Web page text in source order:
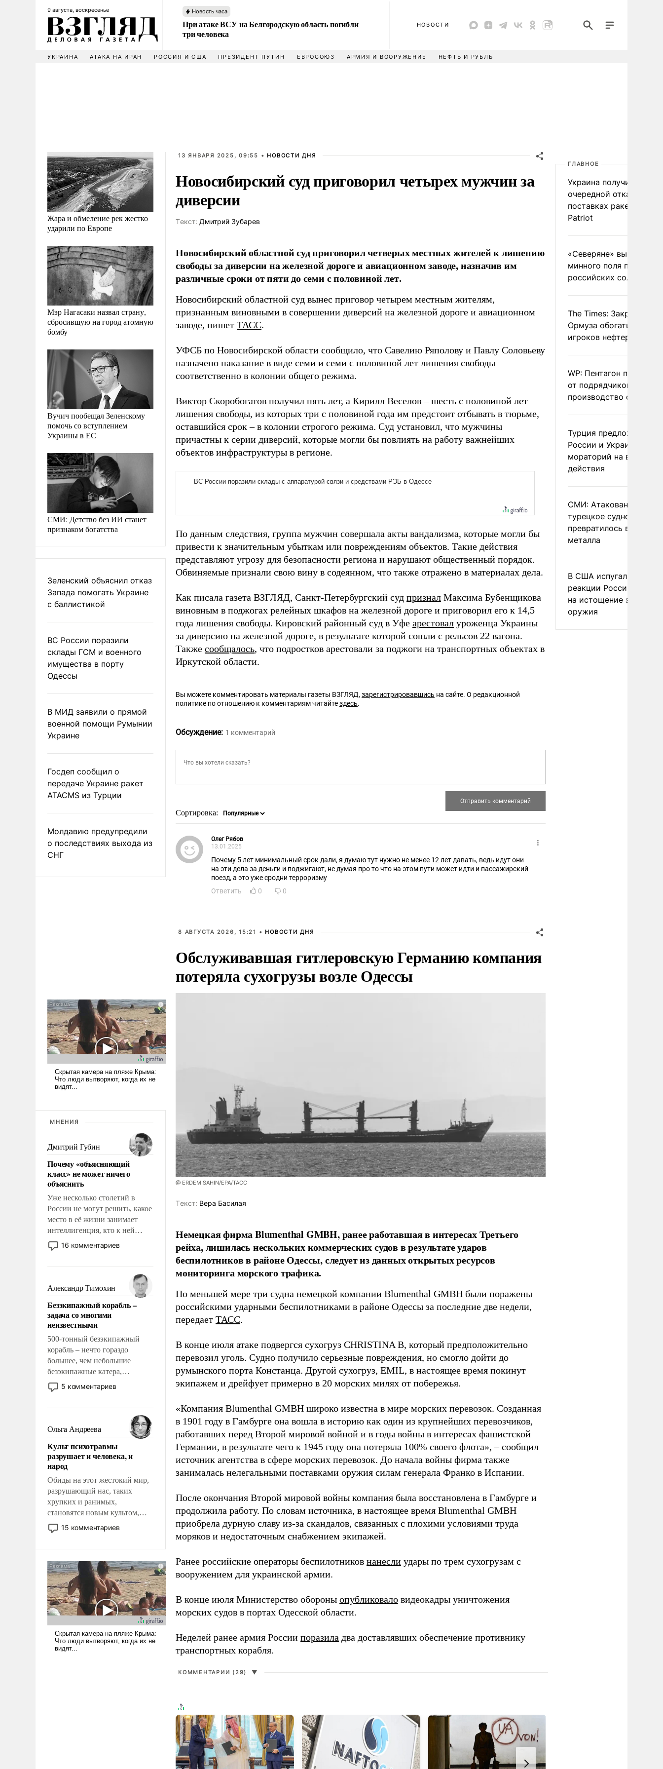
9 августа, воскресенье Новость часа
При атаке ВСУ на Белгородскую область погибли
три человека
НОВОСТИ
УКРАИНА АТАКА НА ИРАН РОССИЯ И США ПРЕЗИДЕНТ ПУТИН ЕВРОСОЮЗ АРМИЯ И ВООРУЖЕНИЕ НЕФТЬ И РУБЛЬ
Жара и обмеление рек жестко
ударили по Европе
Мэр Нагасаки назвал страну,
сбросившую на город атомную
бомбу
Вучич пообещал Зеленскому
помочь со вступлением
Украины в ЕС
СМИ: Детство без ИИ станет
признаком богатства
Зеленский объяснил отказ
Запада помогать Украине
с баллистикой
ВС России поразили
склады ГСМ и военного
имущества в порту
Одессы
В МИД заявили о прямой
военной помощи Румынии
Украине
Госдеп сообщил о
передаче Украине ракет
ATACMS из Турции
Молдавию предупредили
о последствиях выхода из
СНГ
МНЕНИЯ
Дмитрий Губин
Почему «объясняющий
класс» не может ничего
объяснить
Уже несколько столетий в
России не могут решить, какое
место в её жизни занимает
интеллигенция, кто к ней
принадлежит, а кого из неё
исключили с правом
чем она отличается от просто
образованных людей. Иногда
казалось, что эти вопросы
решены раз и навсегда, но –
нет, не решены.
16 комментариев
Александр Тимохин
Безэкипажный корабль –
задача со многими
неизвестными
500-тонный безэкипажный
корабль – нечто гораздо
большее, чем небольшие
безэкипажные катера,
применение которых уже
стало обыденностью. Задача по
сложна и амбициозна. Однако
и ее реализация радикально
поднимет наши боевые
возможности.
5 комментариев
Ольга Андреева
Культ психотравмы
разрушает и человека, и
народ
Обиды на этот жестокий мир,
разрушающий нас, таких
хрупких и ранимых,
становятся новым культом,
постепенно вытесняя и
отменяя традиционное
ударами судьбы, брать на себя
ответственность, помогать
слабым, идти вперед и
адаптироваться.
15 комментариев
13 ЯНВАРЯ 2025, 09:55 • НОВОСТИ ДНЯ
Новосибирский суд приговорил четырех мужчин за
диверсии
Tекст: Дмитрий Зубарев
Новосибирский областной суд приговорил четверых местных жителей к лишению
свободы за диверсии на железной дороге и авиационном заводе, назначив им
различные сроки от пяти до семи с половиной лет.
Новосибирский областной суд вынес приговор четырем местным жителям,
признанным виновными в совершении диверсий на железной дороге и авиационном
заводе, пишет ТАСС.
УФСБ по Новосибирской области сообщило, что Савелию Ряполову и Павлу Соловьеву
назначено наказание в виде семи и семи с половиной лет лишения свободы
соответственно в колонии общего режима.
Виктор Скоробогатов получил пять лет, а Кирилл Веселов – шесть с половиной лет
лишения свободы, из которых три с половиной года им предстоит отбывать в тюрьме,
оставшийся срок – в колонии строгого режима. Суд установил, что мужчины
причастны к серии диверсий, которые могли бы повлиять на работу важнейших
объектов инфраструктуры в регионе.
По данным следствия, группа мужчин совершала акты вандализма, которые могли бы
привести к значительным убыткам или повреждениям объектов. Такие действия
представляют угрозу для безопасности региона и нарушают общественный порядок.
Обвиняемые признали свою вину в содеянном, что также отражено в материалах дела.
Как писала газета ВЗГЛЯД, Санкт-Петербургский суд признал Максима Бубенщикова
виновным в поджогах релейных шкафов на железной дороге и приговорил его к 14,5
года лишения свободы. Кировский районный суд в Уфе арестовал уроженца Украины
за диверсию на железной дороге, в результате которой сошли с рельсов 22 вагона.
Также сообщалось, что подростков арестовали за поджоги на транспортных объектах в
Иркутской области.
Вы можете комментировать материалы газеты ВЗГЛЯД, зарегистрировавшись на сайте. О редакционной
политике по отношению к комментариям читайтездесь.
Обсуждение: 1 комментарий
Сортировка:
Олег Рябов
13.01.2025
Почему 5 лет минимальный срок дали, я думаю тут нужно не менее 12 лет давать, ведь идут они
на эти дела за деньги и поджигают, не думая про то что на этом пути может идти и пассажирский
поезд, а это уже сродни терроризму
Ответить
0 0
8 АВГУСТА 2026, 15:21 • НОВОСТИ ДНЯ
Обслуживавшая гитлеровскую Германию компания
потеряла сухогрузы возле Одессы
@ ERDEM SAHIN/EPA/ТАСС
Tекст: Вера Басилая
Немецкая фирма Blumenthal GMBH, ранее работавшая в интересах Третьего
рейха, лишилась нескольких коммерческих судов в результате ударов
беспилотников в районе Одессы, следует из данных открытых ресурсов
мониторинга морского трафика.
По меньшей мере три судна немецкой компании Blumenthal GMBH были поражены
российскими ударными беспилотниками в районе Одессы за последние две недели,
передает ТАСС.
В конце июля атаке подвергся сухогруз CHRISTINA B, который предположительно
перевозил уголь. Судно получило серьезные повреждения, но смогло дойти до
румынского порта Констанца. Другой сухогруз, EMIL, в настоящее время покинут
экипажем и дрейфует примерно в 20 морских милях от побережья.
«Компания Blumenthal GMBH широко известна в мире морских перевозок. Созданная
в 1901 году в Гамбурге она вошла в историю как один из крупнейших перевозчиков,
работавших перед Второй мировой войной и в годы войны в интересах фашистской
Германии, в результате чего к 1945 году она потеряла 100% своего флота», – сообщил
источник агентства в сфере морских перевозок. До начала войны фирма также
занималась нелегальными поставками оружия силам генерала Франко в Испании.
После окончания Второй мировой войны компания была восстановлена в Гамбурге и
продолжила работу. По словам источника, в настоящее время Blumenthal GMBH
приобрела дурную славу из-за скандалов, связанных с плохими условиями труда
моряков и недостаточным снабжением экипажей.
Ранее российские операторы беспилотников нанесли удары по трем сухогрузам с
вооружением для украинской армии.
В конце июля Министерство обороны опубликовало видеокадры уничтожения
морских судов в портах Одесской области.
Неделей ранее армия России поразила два доставлявших обеспечение противнику
транспортных корабля.
КОММЕНТАРИИ (29) ▼
ГЛАВНОЕ
Украина получила
очередной отказ в
поставках ракет для
Patriot
«Северяне» вывели с
минного поля пленных
российских солдат
The Times: Закрытие
Ормуза обогатило
игроков нефтерынка
WP: Пентагон
от подрядчиков
производство оружия
Турция предложила
России и Украине
мораторий на военные
действия
СМИ: Атакованное ВСУ
турецкое судно
превратилось в груду
металла
В США испугались
реакции России и
на истощение запасов
оружия